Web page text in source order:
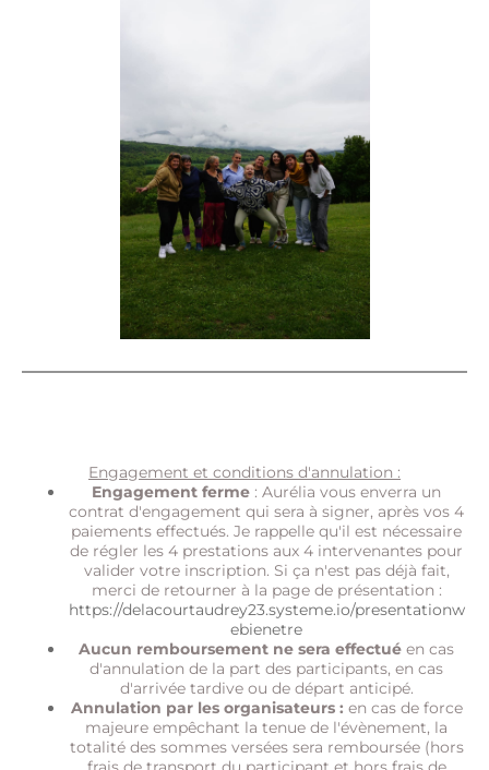
Engagement et conditions d'annulation :
Engagement ferme : Aurélia vous enverra un
contrat d'engagement qui sera à signer, après vos 4
paiements effectués. Je rappelle qu'il est nécessaire
de régler les 4 prestations aux 4 intervenantes pour
valider votre inscription. Si ça n'est pas déjà fait,
merci de retourner à la page de présentation :
https://delacourtaudrey23.systeme.io/presentationw
ebienetre
Aucun remboursement ne sera effectué en cas
d'annulation de la part des participants, en cas
d'arrivée tardive ou de départ anticipé.
Annulation par les organisateurs : en cas de force
majeure empêchant la tenue de l'évènement, la
totalité des sommes versées sera remboursée (hors